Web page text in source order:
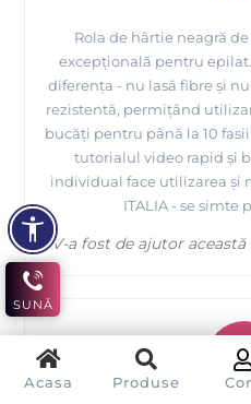
Acasa Produse
Rola de hârtie neagră
excepțională pentru
diferența - nu lasă fibre și
rezistentă, permițând
bucăți pentru până la 10
tutorialul video rapid și
individual face utilizarea și
ITALIA - se simte
V-a fost de ajutor această
SUNĂ